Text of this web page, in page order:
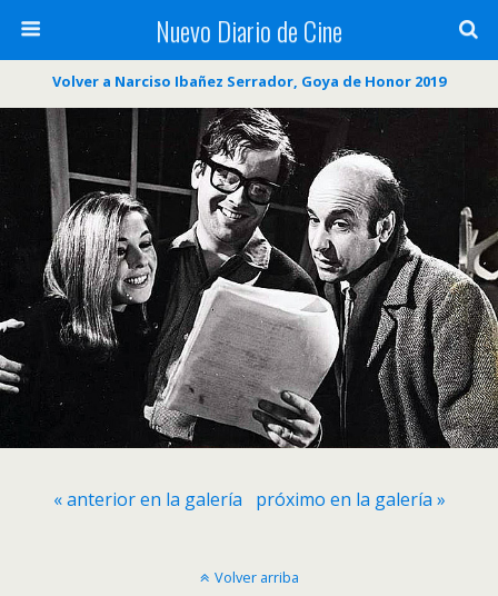
Nuevo Diario de Cine
Volver a Narciso Ibañez Serrador, Goya de Honor 2019
« anterior en la galería próximo en la galería »
Volver arriba